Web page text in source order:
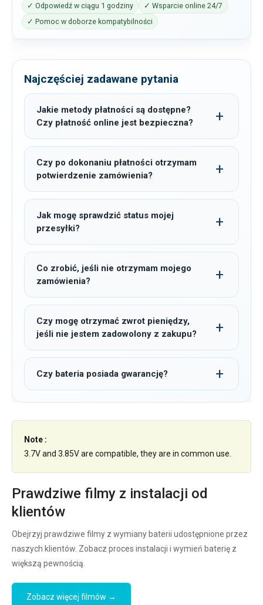
✓ Odpowiedź w ciągu 1 godziny
✓ Wsparcie online 24/7
✓ Pomoc w doborze kompatybilności
Najczęściej zadawane pytania
Jakie metody płatności są dostępne?
Czy płatność online jest bezpieczna?
Czy po dokonaniu płatności otrzymam
potwierdzenie zamówienia?
Jak mogę sprawdzić status mojej
przesyłki?
Co zrobić, jeśli nie otrzymam mojego
zamówienia?
Czy mogę otrzymać zwrot pieniędzy,
jeśli nie jestem zadowolony z zakupu?
Czy bateria posiada gwarancję?
Note :
3.7V and 3.85V are compatible, they are in common use.
Prawdziwe filmy z instalacji od
klientów
Obejrzyj prawdziwe filmy z wymiany baterii udostępnione przez
naszych klientów. Zobacz proces instalacji i wymień baterię z
większą pewnością.
Zobacz więcej filmów →